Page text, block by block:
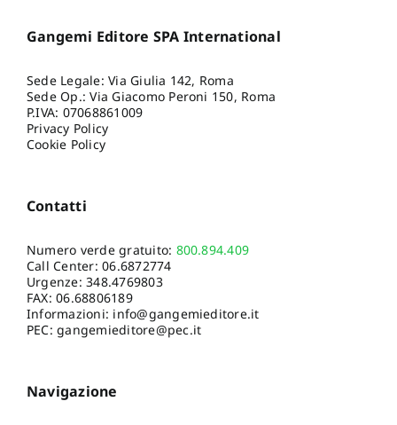
Gangemi Editore SPA International
Sede Legale: Via Giulia 142, Roma
Sede Op.: Via Giacomo Peroni 150, Roma
P.IVA: 07068861009
Privacy Policy
Cookie Policy
Contatti
Numero verde gratuito: 800.894.409
Call Center:06.6872774
Urgenze:348.4769803
FAX: 06.68806189
Informazioni: info@gangemieditore.it
PEC: gangemieditore@pec.it
Navigazione